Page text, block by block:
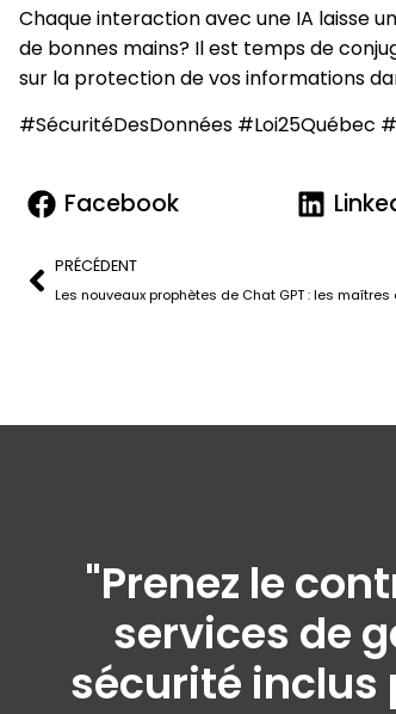
Chaque interaction avec une IA laisse
de bonnes mains? Il est temps de
sur la protection de vos informations
#SécuritéDesDonnées #Loi25Québec
Facebook
PRÉCÉDENT
"Prenez le
services de
sécurité inclus